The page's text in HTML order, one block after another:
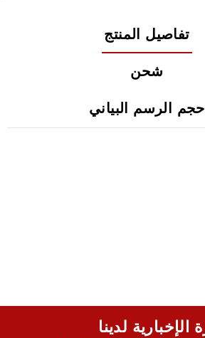
تفاصيل المنتج
شحن
حجم الرسم البياني